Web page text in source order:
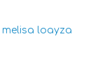
melisa loayza